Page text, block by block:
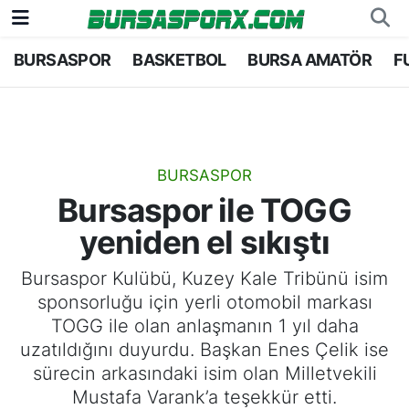
BURSASPOR BASKETBOL BURSA AMATÖR
BURSASPOR
Bursaspor ile TOGG
yeniden el sıkıştı
Bursaspor Kulübü, Kuzey Kale Tribünü isim
sponsorluğu için yerli otomobil markası
TOGG ile olan anlaşmanın 1 yıl daha
uzatıldığını duyurdu. Başkan Enes Çelik ise
sürecin arkasındaki isim olan Milletvekili
Mustafa Varank’a teşekkür etti.
Bursaspor
Bursa Amatör
Hentbol
Voleybol
Genel
Bursa Nöbetçi Eczaneler
Bursa Trafik Yoğunluk Haritası
TFF 1.Lig Puan Durumu ve Fikstür
Tüm Manşetler
Son Dakika Haberleri
Haber Arşivi